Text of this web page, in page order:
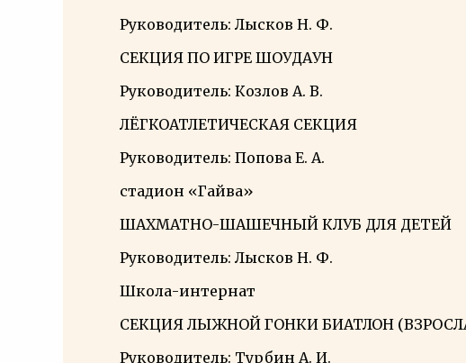
Руководитель: Лысков Н. Ф.
СЕКЦИЯ ПО ИГРЕ ШОУДАУН
Руководитель: Козлов А. В.
ЛЁГКОАТЛЕТИЧЕСКАЯ СЕКЦИЯ
Руководитель: Попова Е. А.
стадион «Гайва»
ШАХМАТНО-ШАШЕЧНЫЙ КЛУБ ДЛЯ ДЕТЕЙ
Руководитель: Лысков Н. Ф.
Школа-интернат
СЕКЦИЯ ЛЫЖНОЙ ГОНКИ БИАТЛОН
Руководитель: Турбин А. И.